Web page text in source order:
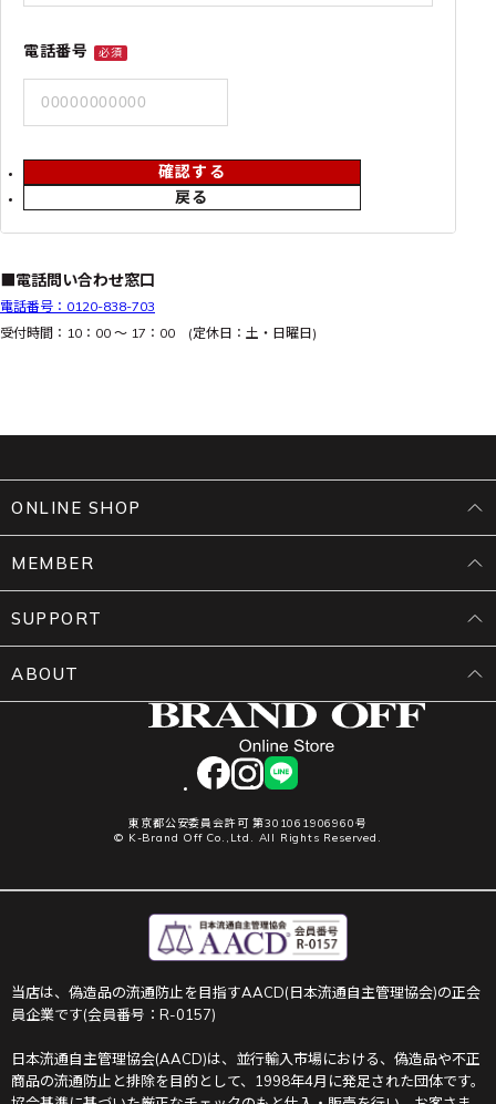
電話番号 必須
戻る
確認する
■電話問い合わせ窓口
電話番号：0120-838-703
受付時間：10：00 ～ 17：00 (定休日：土・日曜日)
facebookinstagram
LINE
東京都公安委員会許可 第301061906960号
© K-Brand Off Co.,Ltd. All Rights Reserved.
ONLINE SHOP
MEMBER
SUPPORT
ABOUT
当店は、偽造品の流通防止を目指すAACD(日本流通自主管理協会)の正会
員企業です(会員番号：R-0157)
日本流通自主管理協会(AACD)は、並行輸入市場における、偽造品や不正
商品の流通防止と排除を目的として、1998年4月に発足された団体です。